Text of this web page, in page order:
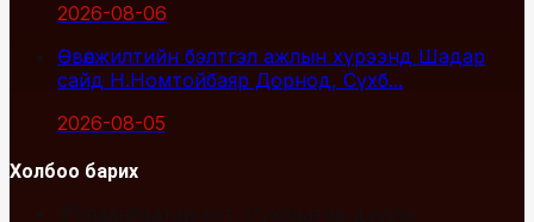
2026-08-06
Өвөлжилтийн бэлтгэл ажлын хүрээнд Шадар
сайд Н.Номтойбаяр Дорнод, Сүхб...
2026-08-05
Холбоо барих